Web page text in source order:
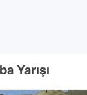
Yarışı